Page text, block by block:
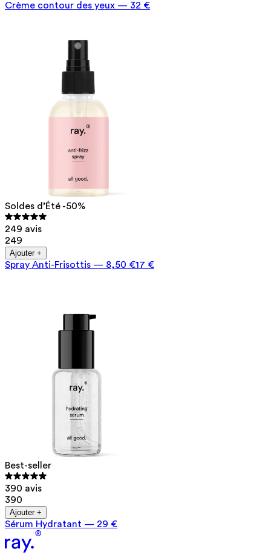
Crème contour des yeux — 32 €
Soldes d’Été -50%
249 avis
249
Ajouter +
Spray Anti-Frisottis — 8,50 €17 €
Best-seller
390 avis
390
Ajouter +
Sérum Hydratant — 29 €